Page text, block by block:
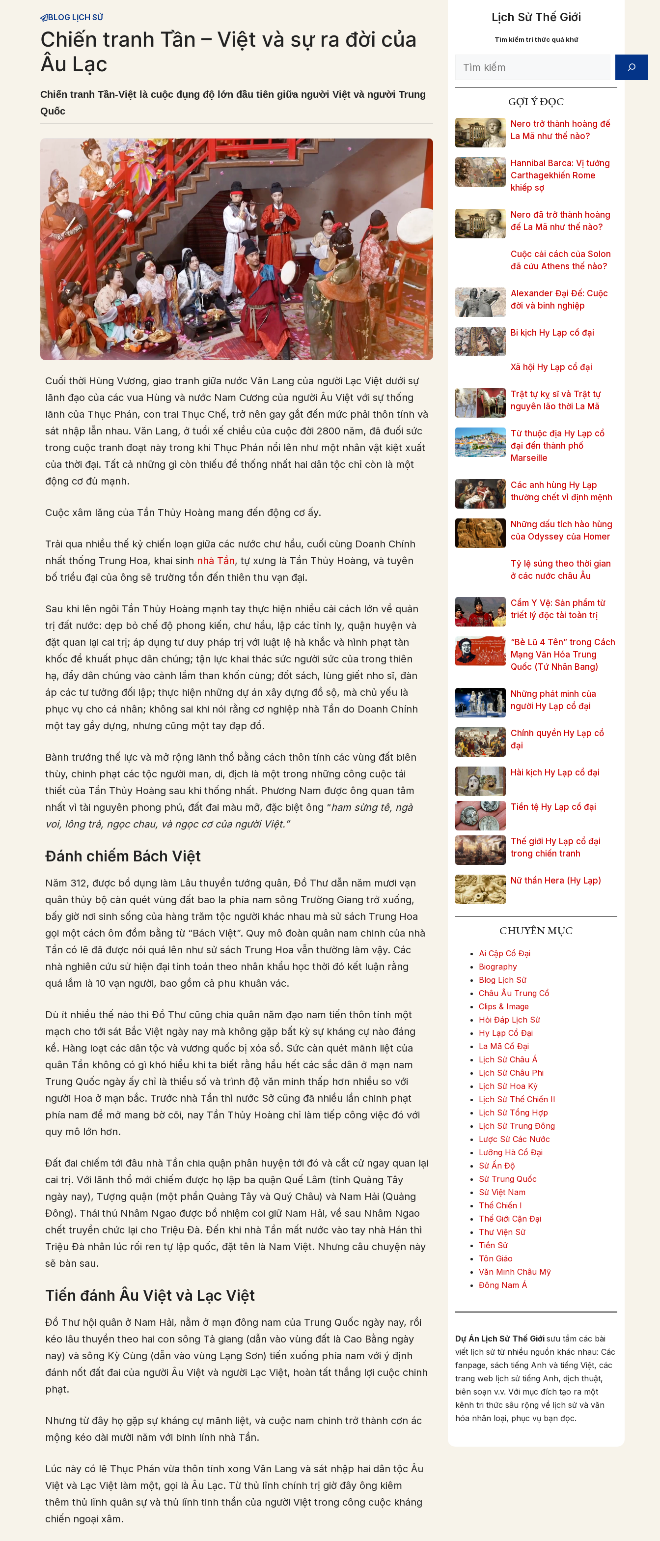
BLOG LỊCH SỬ
Chiến tranh Tần – Việt và sự ra đời của
Âu Lạc
Chiến tranh Tần-Việt là cuộc đụng độ lớn đầu tiên giữa người Việt và người Trung
Quốc
Cuối thời Hùng Vương, giao tranh giữa nước Văn Lang của người Lạc Việt dưới sự
lãnh đạo của các vua Hùng và nước Nam Cương của người Âu Việt với sự thống
lãnh của Thục Phán, con trai Thục Chế, trở nên gay gắt đến mức phải thôn tính và
sát nhập lẫn nhau. Văn Lang, ở tuổi xế chiều của cuộc đời 2800 năm, đã đuối sức
trong cuộc tranh đoạt này trong khi Thục Phán nổi lên như một nhân vật kiệt xuất
của thời đại. Tất cả những gì còn thiếu để thống nhất hai dân tộc chỉ còn là một
động cơ đủ mạnh.
Cuộc xâm lăng của Tần Thủy Hoàng mang đến động cơ ấy.
Trải qua nhiều thế kỷ chiến loạn giữa các nước chư hầu, cuối cùng Doanh Chính
nhất thống Trung Hoa, khai sinh nhà Tần, tự xưng là Tần Thủy Hoàng, và tuyên
bố triều đại của ông sẽ trường tồn đến thiên thu vạn đại.
Sau khi lên ngôi Tần Thủy Hoàng mạnh tay thực hiện nhiều cải cách lớn về quản
trị đất nước: dẹp bỏ chế độ phong kiến, chư hầu, lập các tỉnh lỵ, quận huyện và
đặt quan lại cai trị; áp dụng tư duy pháp trị với luật lệ hà khắc và hình phạt tàn
khốc để khuất phục dân chúng; tận lực khai thác sức người sức của trong thiên
hạ, đẩy dân chúng vào cảnh lầm than khốn cùng; đốt sách, lùng giết nho sĩ, đàn
áp các tư tưởng đối lập; thực hiện những dự án xây dựng đồ sộ, mà chủ yếu là
phục vụ cho cá nhân; không sai khi nói rằng cơ nghiệp nhà Tần do Doanh Chính
một tay gầy dựng, nhưng cũng một tay đạp đổ.
Bành trướng thế lực và mở rộng lãnh thổ bằng cách thôn tính các vùng đất biên
thùy, chinh phạt các tộc người man, di, địch là một trong những công cuộc tái
thiết của Tần Thủy Hoàng sau khi thống nhất. Phương Nam được ông quan tâm
nhất vì tài nguyên phong phú, đất đai màu mỡ, đặc biệt ông “ham sừng tê, ngà
voi, lông trả, ngọc chau, và ngọc cơ của người Việt.”
Đánh chiếm Bách Việt
Năm 312, được bổ dụng làm Lâu thuyền tướng quân, Đồ Thư dẫn năm mươi vạn
quân thủy bộ càn quét vùng đất bao la phía nam sông Trường Giang trở xuống,
bấy giờ nơi sinh sống của hàng trăm tộc người khác nhau mà sử sách Trung Hoa
gọi một cách ôm đồm bằng từ “Bách Việt”. Quy mô đoàn quân nam chinh của nhà
Tần có lẽ đã được nói quá lên như sử sách Trung Hoa vẫn thường làm vậy. Các
nhà nghiên cứu sử hiện đại tính toán theo nhân khẩu học thời đó kết luận rằng
quá lắm là 10 vạn người, bao gồm cả phu khuân vác.
Dù ít nhiều thế nào thì Đồ Thư cũng chia quân năm đạo nam tiến thôn tính một
mạch cho tới sát Bắc Việt ngày nay mà không gặp bất kỳ sự kháng cự nào đáng
kể. Hàng loạt các dân tộc và vương quốc bị xóa sổ. Sức càn quét mãnh liệt của
quân Tần không có gì khó hiểu khi ta biết rằng hầu hết các sắc dân ở mạn nam
Trung Quốc ngày ấy chỉ là thiểu số và trình độ văn minh thấp hơn nhiều so với
người Hoa ở mạn bắc. Trước nhà Tần thì nước Sở cũng đã nhiều lần chinh phạt
phía nam để mở mang bờ cõi, nay Tần Thủy Hoàng chỉ làm tiếp công việc đó với
quy mô lớn hơn.
Đất đai chiếm tới đâu nhà Tần chia quận phân huyện tới đó và cắt cử ngay quan lại
cai trị. Với lãnh thổ mới chiếm được họ lập ba quận Quế Lâm (tỉnh Quảng Tây
ngày nay), Tượng quận (một phần Quảng Tây và Quý Châu) và Nam Hải (Quảng
Đông). Thái thú Nhâm Ngao được bổ nhiệm coi giữ Nam Hải, về sau Nhâm Ngao
chết truyền chức lại cho Triệu Đà. Đến khi nhà Tần mất nước vào tay nhà Hán thì
Triệu Đà nhân lúc rối ren tự lập quốc, đặt tên là Nam Việt. Nhưng câu chuyện này
sẽ bàn sau.
Tiến đánh Âu Việt và Lạc Việt
Đồ Thư hội quân ở Nam Hải, nằm ở mạn đông nam của Trung Quốc ngày nay, rồi
kéo lâu thuyền theo hai con sông Tả giang (dẫn vào vùng đất là Cao Bằng ngày
nay) và sông Kỳ Cùng (dẫn vào vùng Lạng Sơn) tiến xuống phía nam với ý định
đánh nốt đất đai của người Âu Việt và người Lạc Việt, hoàn tất thắng lợi cuộc chinh
phạt.
Nhưng từ đây họ gặp sự kháng cự mãnh liệt, và cuộc nam chinh trở thành cơn ác
mộng kéo dài mười năm với binh lính nhà Tần.
Lúc này có lẽ Thục Phán vừa thôn tính xong Văn Lang và sát nhập hai dân tộc Âu
Việt và Lạc Việt làm một, gọi là Âu Lạc. Từ thủ lĩnh chính trị giờ đây ông kiêm
thêm thủ lĩnh quân sự và thủ lĩnh tinh thần của người Việt trong công cuộc kháng
chiến ngoại xâm.
Lịch Sử Thế Giới
Tìm kiếm tri thức quá khứ
Search
GỢI Ý ĐỌC
Nero trở thành hoàng đế
La Mã như thế nào?
Hannibal Barca: Vị tướng
Carthagekhiến Rome
khiếp sợ
Nero đã trở thành hoàng
đế La Mã như thế nào?
Cuộc cải cách của Solon
đã cứu Athens thế nào?
Alexander Đại Đế: Cuộc
đời và binh nghiệp
Bi kịch Hy Lạp cổ đại
Xã hội Hy Lạp cổ đại
Trật tự kỵ sĩ và Trật tự
nguyên lão thời La Mã
Từ thuộc địa Hy Lạp cổ
đại đến thành phố
Marseille
Các anh hùng Hy Lạp
thường chết vì định mệnh
Những dấu tích hào hùng
của Odyssey của Homer
Tỷ lệ súng theo thời gian
ở các nước châu Âu
Cẩm Y Vệ: Sản phẩm từ
triết lý độc tài toàn trị
“Bè Lũ 4 Tên” trong Cách
Mạng Văn Hóa Trung
Quốc (Tứ Nhân Bang)
Những phát minh của
người Hy Lạp cổ đại
Chính quyền Hy Lạp cổ
đại
Hài kịch Hy Lạp cổ đại
Tiền tệ Hy Lạp cổ đại
Thế giới Hy Lạp cổ đại
trong chiến tranh
Nữ thần Hera (Hy Lạp)
CHUYÊN MỤC
Ai Cập Cổ Đại
Biography
Blog Lịch Sử
Châu Âu Trung Cổ
Clips & Image
Hỏi Đáp Lịch Sử
Hy Lạp Cổ Đại
La Mã Cổ Đại
Lịch Sử Châu Á
Lịch Sử Châu Phi
Lịch Sử Hoa Kỳ
Lịch Sử Thế Chiến II
Lịch Sử Tổng Hợp
Lịch Sử Trung Đông
Lược Sử Các Nước
Lưỡng Hà Cổ Đại
Sử Ấn Độ
Sử Trung Quốc
Sử Việt Nam
Thế Chiến I
Thế Giới Cận Đại
Thư Viện Sử
Tiền Sử
Tôn Giáo
Văn Minh Châu Mỹ
Đông Nam Á
Dự Án Lịch Sử Thế Giới sưu tầm các bài
viết lịch sử từ nhiều nguồn khác nhau: Các
fanpage, sách tiếng Anh và tiếng Việt, các
trang web lịch sử tiếng Anh, dịch thuật,
biên soạn v.v. Với mục đích tạo ra một
kênh tri thức sâu rộng về lịch sử và văn
hóa nhân loại, phục vụ bạn đọc.